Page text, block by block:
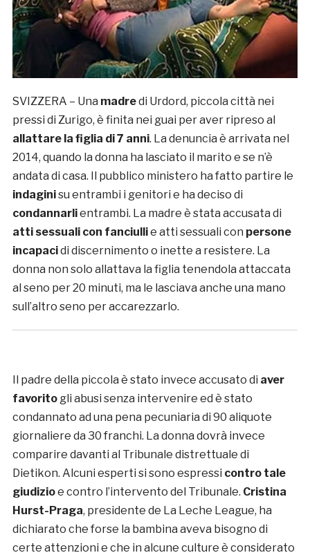
SVIZZERA – Una madredi Urdord, piccola città nei
pressi di Zurigo, è finita nei guai per aver ripreso al
allattare la figlia di 7 anni. La denuncia è arrivata nel
2014, quando la donna ha lasciato il marito e se n’è
andata di casa. Il pubblico ministero ha fatto partire le
indaginisu entrambi i genitori e ha deciso di
condannarlientrambi. La madre è stata accusata di
atti sessuali con fanciullie atti sessuali con persone
incapacidi discernimento o inette a resistere. La
donna non solo allattava la figlia tenendola attaccata
al seno per 20 minuti, ma le lasciava anche una mano
sull’altro seno per accarezzarlo.
Il padre della piccola è stato invece accusato di aver
favoritogli abusi senza intervenire ed è stato
condannato ad una pena pecuniaria di 90 aliquote
giornaliere da 30 franchi. La donna dovrà invece
comparire davanti al Tribunale distrettuale di
Dietikon. Alcuni esperti si sono espressi contro tale
giudizioe contro l’intervento del Tribunale. Cristina
Hurst-Praga, presidente de La Leche League, ha
dichiarato che forse la bambina aveva bisogno di
certe attenzioni e che in alcune culture è considerato